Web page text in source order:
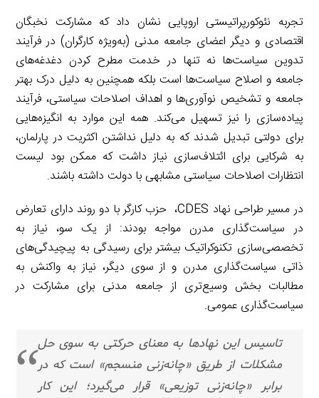
تجربه نئوکورپراتیستی اروپایی نشان داد که مشارکت نخبگان
اقتصادی و دیگر اعضای جامعه مدنی (به‌ویژه کارگران) در فرآیند
تدوین سیاست‌ها نه تنها در خدمت مطرح کردن دغدغه‌های
جامعه و اصلاح سیاست‌ها است بلکه همچنین به دلیل درک بهتر
جامعه و تشخیص نوآوری‌ها و اهداف اصلاحات سیاستی، فرآیند
پیاده‌سازی را نیز تسهیل می‌کند. همه این موارد به انگیزه‌هایی
برای دولتی تبدیل شدند که به دلیل نداشتن اکثریت در پارلمان،
به شرکایی برای ائتلاف‌سازی نیاز داشت که ممکن بود لیست
انتظارات اصلاحات سیاستی مشابهی با دولت داشته باشند.
در مسیر طراحی نهاد CDES، حزب کارگر با دو روند دارای تعارض
در سیاست‌گذاری مدرن مواجه بودند: از یک سو، نیاز به
تخصصی‌سازی تکنوکراتیک بیشتر برای رسیدگی به پیچیدگی‌های
ذاتی سیاست‌گذاری مدرن و از سوی دیگر، نیاز به واکنش به
مطالبات بخش وسیع‌تری از جامعه مدنی برای مشارکت در
سیاست‌گذاری عمومی.
تاسیس این نهادها به معنای حرکتی به سوی حل
مشکلات از طریق «چانه‌زنی منسجم» است که در
برابر «چانه‌زنی توزیعی» قرار می‌گیرد؛ این کار